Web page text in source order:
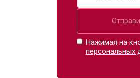
Нажимая на
персональных